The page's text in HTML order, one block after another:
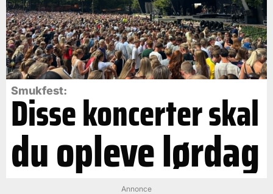
Smukfest:
Disse koncerter skal
du opleve lørdag
Annonce